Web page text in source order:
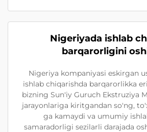
Nigeriyada ishlab
barqarorligini
Nigeriya kompaniyasi eskirgan
ishlab chiqarishda barqarorlikka
bizning Sun'iy Guruch Ekstruziya
jarayonlariga kiritgandan so'ng,
ga kamaydi va umumiy
samaradorligi sezilarli darajada